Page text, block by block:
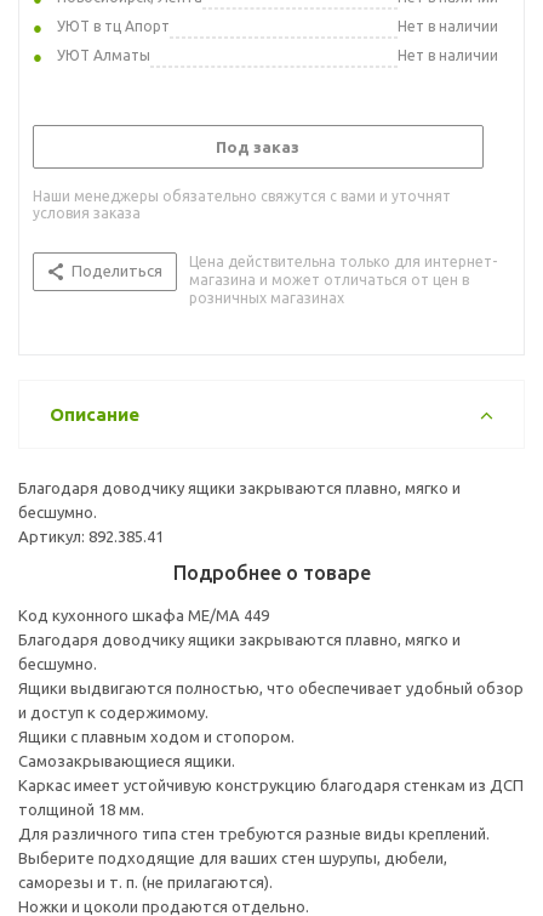
УЮТ в тц Апорт
Нет в наличии
УЮТ Алматы
Нет в наличии
Под заказ
Наши менеджеры обязательно свяжутся с вами и уточнят
условия заказа
Поделиться
Цена действительна только для интернет-
магазина и может отличаться от цен в
розничных магазинах
Описание
Благодаря доводчику ящики закрываются плавно, мягко и
бесшумно.
Артикул: 892.385.41
Подробнее о товаре
Код кухонного шкафа ME/MA 449
Благодаря доводчику ящики закрываются плавно, мягко и
бесшумно.
Ящики выдвигаются полностью, что обеспечивает удобный обзор
и доступ к содержимому.
Ящики с плавным ходом и стопором.
Самозакрывающиеся ящики.
Каркас имеет устойчивую конструкцию благодаря стенкам из ДСП
толщиной 18 мм.
Для различного типа стен требуются разные виды креплений.
Выберите подходящие для ваших стен шурупы, дюбели,
саморезы и т. п. (не прилагаются).
Ножки и цоколи продаются отдельно.